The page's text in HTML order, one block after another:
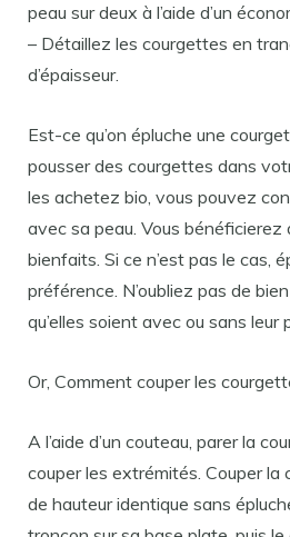
peau sur deux à l’aide d’un
– Détaillez les courgettes en
d’épaisseur.
Est-ce qu’on épluche une
pousser des courgettes dans
les achetez bio, vous pouvez
avec sa peau. Vous bénéficierez
bienfaits. Si ce n’est pas le cas,
préférence. N’oubliez pas de
qu’elles soient avec ou sans leur
Or, Comment couper les
A l’aide d’un couteau, parer la
couper les extrémités. Couper
de hauteur identique sans